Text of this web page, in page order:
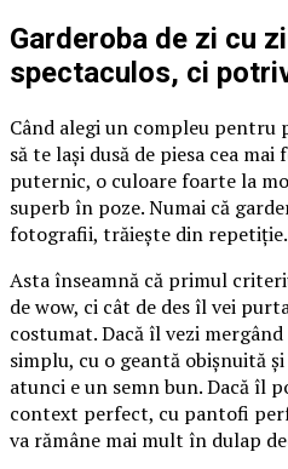
Garderoba de zi cu
spectaculos, ci
Când alegi un compleu
să te lași dusă de piesa cea
puternic, o culoare foarte la
superb în poze. Numai că
fotografii, trăiește din repetiție.
Asta înseamnă că primul
de wow, ci cât de des îl vei
costumat. Dacă îl vezi
simplu, cu o geantă obișnuită
atunci e un semn bun. Dacă îl
context perfect, cu pantofi
va rămâne mai mult în dulap